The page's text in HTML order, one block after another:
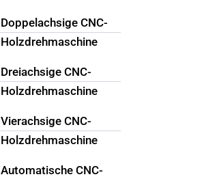
Doppelachsige CNC-
Holzdrehmaschine
Dreiachsige CNC-
Holzdrehmaschine
Vierachsige CNC-
Holzdrehmaschine
Automatische CNC-